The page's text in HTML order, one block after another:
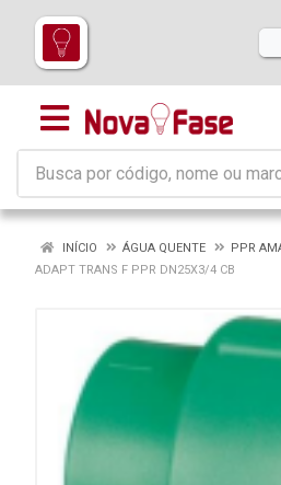
INÍCIO ÁGUA QUENTE
PPR
ADAPT TRANS F PPR DN25X3/4 CB